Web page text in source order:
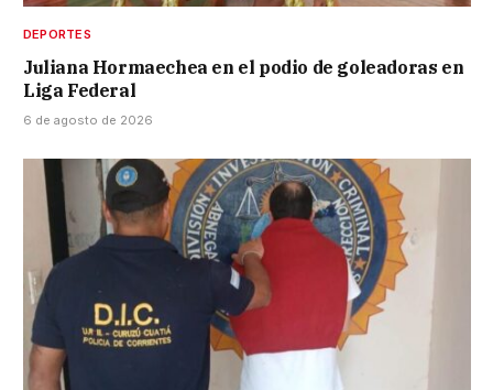
DEPORTES
Juliana Hormaechea en el podio de goleadoras en
Liga Federal
6 de agosto de 2026